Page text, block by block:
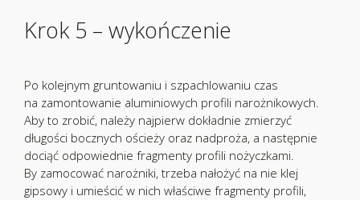
Krok 5 – wykończenie
Po kolejnym gruntowaniu i szpachlowaniu czas
na zamontowanie aluminiowych profili narożnikowych.
Aby to zrobić, należy najpierw dokładnie zmierzyć
długości bocznych ościeży oraz nadproża, a następnie
dociąć odpowiednie fragmenty profili nożyczkami.
By zamocować narożniki, trzeba nałożyć na nie klej
gipsowy i umieścić w nich właściwe fragmenty profili,